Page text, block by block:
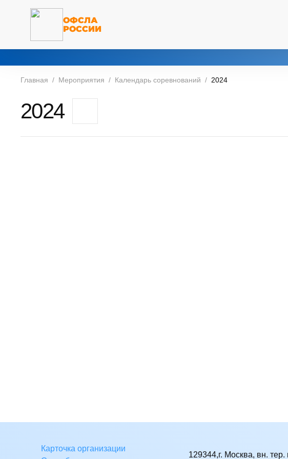
ОФСЛА
РОССИИ
Главная Мероприятия Календарь соревнований 2024
2024
Карточка организации
129344,г. Москва, вн.